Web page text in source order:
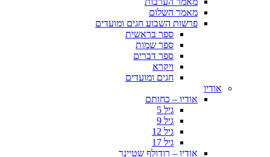
מאמר השלום
פרשות השבוע חגים ומועדים
ספר בראשית
ספר שמות
ספר דברים
ויקרא
חגים ומועדים
אודיו
אודיו – כחותם
גיל 5
גיל 9
גיל 12
גיל 17
אודיו – רודולף שטיינר